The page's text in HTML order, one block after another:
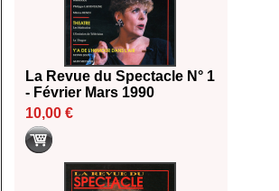
La Revue du Spectacle N° 1
- Février Mars 1990
10,00 €